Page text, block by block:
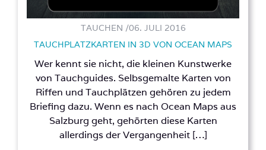
TAUCHEN /06. JULI 2016
TAUCHPLATZKARTEN IN 3D VON OCEAN MAPS
Wer kennt sie nicht, die kleinen Kunstwerke
von Tauchguides. Selbsgemalte Karten von
Riffen und Tauchplätzen gehören zu jedem
Briefing dazu. Wenn es nach Ocean Maps aus
Salzburg geht, gehörten diese Karten
allerdings der Vergangenheit […]